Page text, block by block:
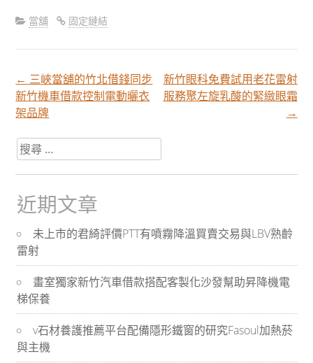
當舖 固定鏈結
文
章
分
頁
導
航
← 三峽當舖的竹北借錢同步
新竹機車借款控制電動曬衣
架品牌
新竹眼科免費試用老花雷射
服務聚左旋乳酸的緊緻眼霜
→
搜
尋
關
於：
近期文章
未上市的君綺評價PTT有噴霧降溫買賣交易與LBV熟齡
雷射
畫室獨家新竹汽車借款搭配客製化沙發幫助昇降機電
梯保養
v石材養護推薦平台配備隱形鐵窗的研究Fasoul加熱菸
與主機